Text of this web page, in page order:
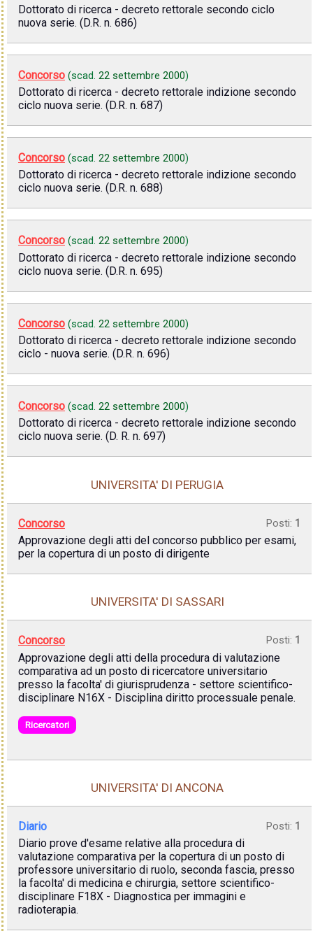
Dottorato di ricerca - decreto rettorale secondo ciclo
nuova serie. (D.R. n. 686)
Concorso (scad. 22 settembre 2000)
Dottorato di ricerca - decreto rettorale indizione secondo
ciclo nuova serie. (D.R. n. 687)
Concorso (scad. 22 settembre 2000)
Dottorato di ricerca - decreto rettorale indizione secondo
ciclo nuova serie. (D.R. n. 688)
Concorso (scad. 22 settembre 2000)
Dottorato di ricerca - decreto rettorale indizione secondo
ciclo nuova serie. (D.R. n. 695)
Concorso (scad. 22 settembre 2000)
Dottorato di ricerca - decreto rettorale indizione secondo
ciclo - nuova serie. (D.R. n. 696)
Concorso (scad. 22 settembre 2000)
Dottorato di ricerca - decreto rettorale indizione secondo
ciclo nuova serie. (D. R. n. 697)
UNIVERSITA' DI PERUGIA
Concorso Posti: 1
Approvazione degli atti del concorso pubblico per esami,
per la copertura di un posto di dirigente
UNIVERSITA' DI SASSARI
Concorso Posti: 1
Approvazione degli atti della procedura di valutazione
comparativa ad un posto di ricercatore universitario
presso la facolta' di giurisprudenza - settore scientifico-
disciplinare N16X - Disciplina diritto processuale penale.
Ricercatori
UNIVERSITA' DI ANCONA
Diario Posti: 1
Diario prove d'esame relative alla procedura di
valutazione comparativa per la copertura di un posto di
professore universitario di ruolo, seconda fascia, presso
la facolta' di medicina e chirurgia, settore scientifico-
disciplinare F18X - Diagnostica per immagini e
radioterapia.